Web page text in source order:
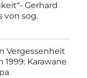
Gerhard
von sog.
Vergessenheit
Karawane